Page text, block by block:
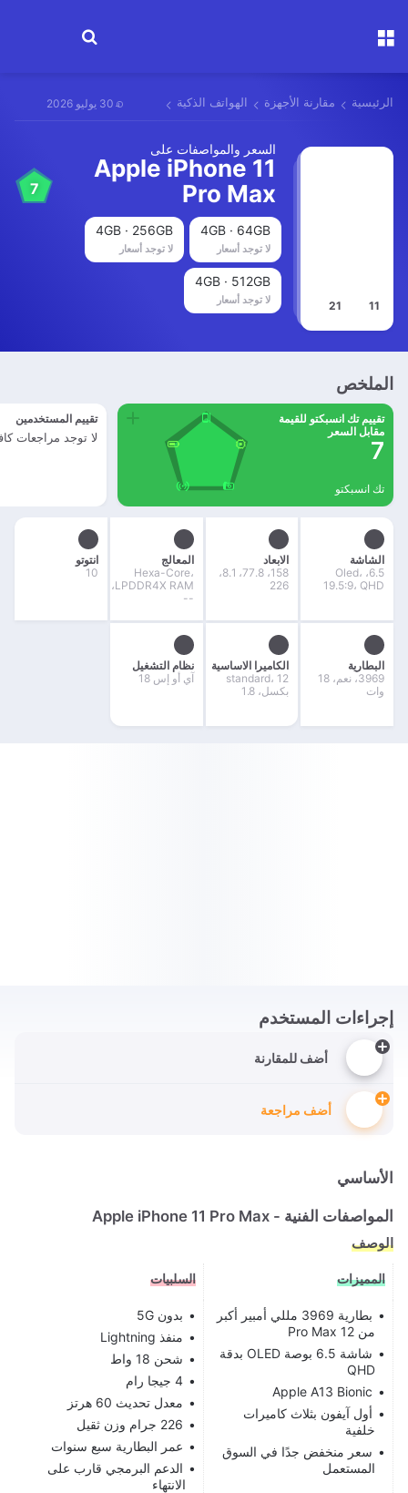
30 يوليو 2026 الرئيسية مقارنة الأجهزة الهواتف الذكية
11
21
7
السعر والمواصفات على
Apple iPhone 11
Pro Max
4GB · 64GB
لا توجد أسعار
4GB · 256GB
لا توجد أسعار
4GB · 512GB
لا توجد أسعار
الملخص
تقييم تك انسبكتو للقيمة
مقابل السعر
7
تك انسبكتو
تقييم المستخدمين
لا توجد مراجعات
الشاشة
6.5، Oled،
19.5:9، QHD
الابعاد
158، 77.8، 8.1،
226
المعالج
Hexa-Core،
LPDDR4X RAM،
--
انتوتو
10
البطارية
3969، نعم، 18
وات
الكاميرا الاساسية
standard، 12
بكسل، 1.8
نظام التشغيل
آي أو إس 18
إجراءات المستخدم
أضف للمقارنة
أضف مراجعة
الأساسي
المواصفات الفنية - Apple iPhone 11 Pro Max
الوصف
المميزات السلبيات
بطارية 3969 مللي أمبير أكبر
من 12 Pro Max
شاشة 6.5 بوصة OLED بدقة
QHD
Apple A13 Bionic
أول آيفون بثلاث كاميرات
خلفية
سعر منخفض جدًا في السوق
المستعمل
بدون 5G
منفذ Lightning
شحن 18 واط
4 جيجا رام
معدل تحديث 60 هرتز
226 جرام وزن ثقيل
عمر البطارية سبع سنوات
الدعم البرمجي قارب على
الانتهاء